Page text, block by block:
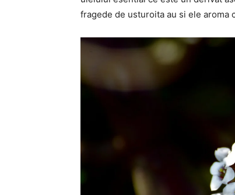
fragede de usturoita au si ele